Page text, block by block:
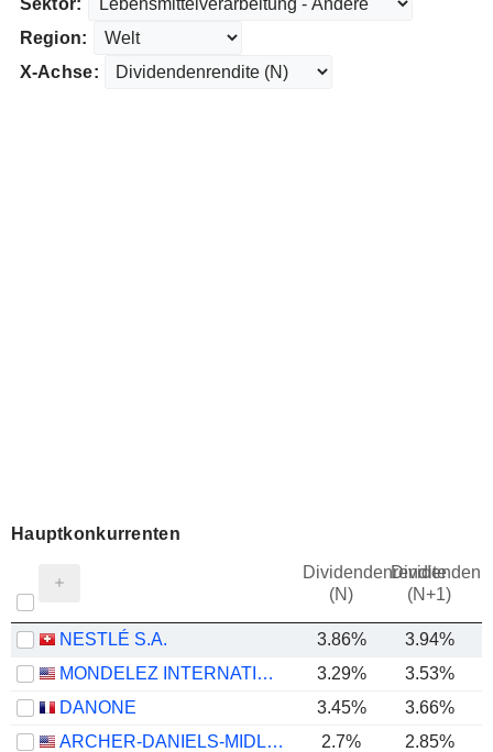
Sektor:
Region:
X-Achse:
Hauptkonkurrenten
Dividendenrendite
(N)
(N+1)
NESTLÉ S.A. 3.86%
3.94%
MONDELEZ INTERNATIONAL, INC.
3.29% 3.53%
DANONE
3.45% 3.66%
ARCHER-DANIELS-MIDLAND COMPANY
2.7% 2.85%